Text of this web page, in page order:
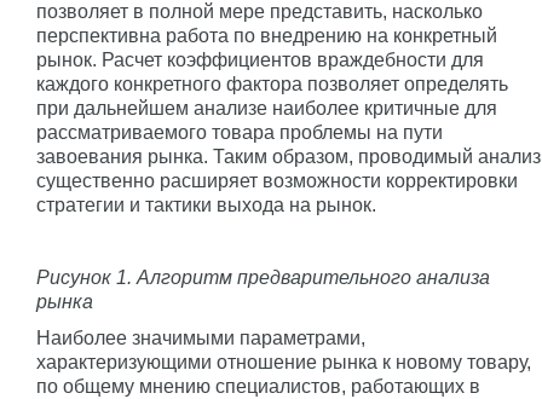
позволяет в полной мере представить, насколько
перспективна работа по внедрению на конкретный
рынок. Расчет коэффициентов враждебности для
каждого конкретного фактора позволяет определять
при дальнейшем анализе наиболее критичные для
рассматриваемого товара проблемы на пути
завоевания рынка. Таким образом, проводимый анализ
существенно расширяет возможности корректировки
стратегии и тактики выхода на рынок.
Рисунок 1. Алгоритм предварительного анализа
рынка
Наиболее значимыми параметрами,
характеризующими отношение рынка к новому товару,
по общему мнению специалистов, работающих в